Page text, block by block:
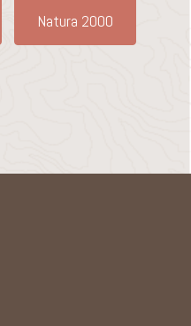
Natura 2000